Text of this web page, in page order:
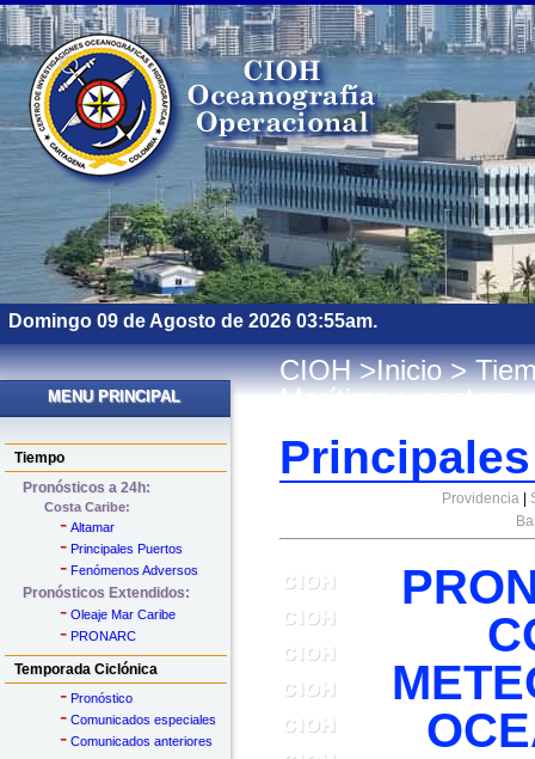
Domingo 09 de Agosto de 2026 03:55am.
MENU PRINCIPAL
Tiempo
Pronósticos a 24h:
Costa Caribe:
- Altamar
- Principales Puertos
- Fenómenos Adversos
Pronósticos Extendidos:
- Oleaje Mar Caribe
- PRONARC
Temporada Ciclónica
- Pronóstico
- Comunicados especiales
- Comunicados anteriores
CIOH>Inicio>
Marítima y costera
Providencia